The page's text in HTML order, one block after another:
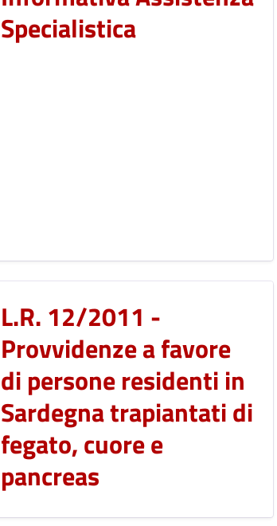
Specialistica
L.R. 12/2011 -
Provvidenze a favore
di persone residenti in
Sardegna trapiantati di
fegato, cuore e
pancreas